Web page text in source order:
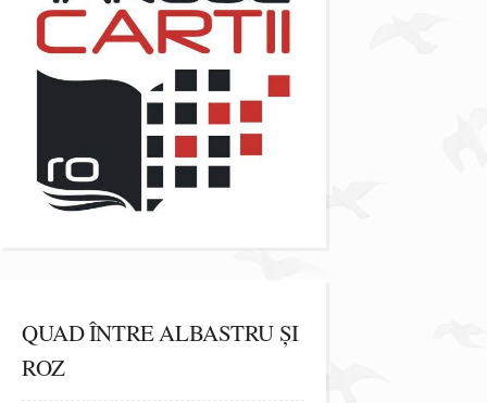
QUAD ÎNTRE ALBASTRU ȘI
ROZ